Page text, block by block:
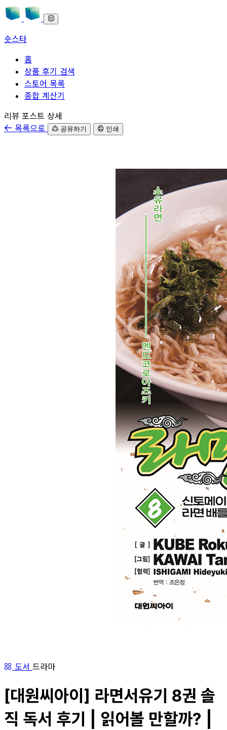
숏스타
홈
상품 후기 검색
스토어 목록
종합 계산기
본문으로 바로가기
리뷰 포스트 상세
목록으로
공유하기 인쇄
도서 드라마
[대원씨아이] 라면서유기 8권 솔
직 독서 후기 | 읽어볼 만할까? |